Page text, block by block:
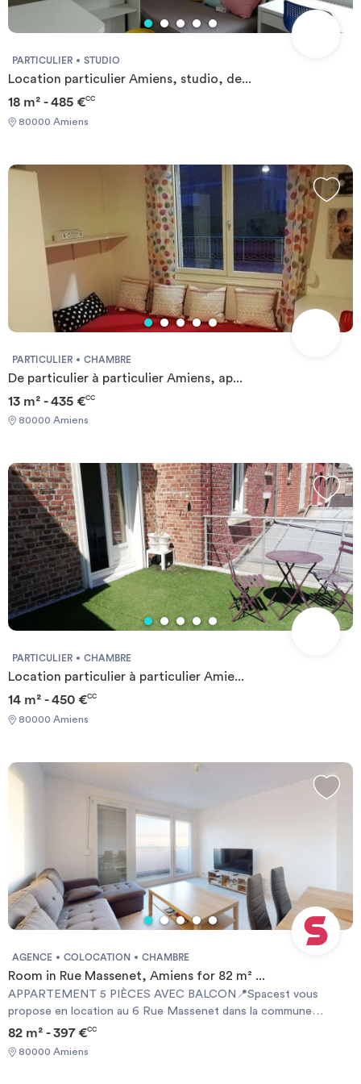
PARTICULIER STUDIO
Location particulier Amiens, studio, de...
18 m² - 485 €CC
80000 Amiens
PARTICULIER CHAMBRE
De particulier à particulier Amiens, ap...
13 m² - 435 €CC
80000 Amiens
PARTICULIER CHAMBRE
Location particulier à particulier Amie...
14 m² - 450 €CC
80000 Amiens
AGENCE COLOCATION CHAMBRE
Room in Rue Massenet, Amiens for 82 m² ...
APPARTEMENT 5 PIÈCES AVEC BALCON📍Spacest vous
propose en location au 6 Rue Massenet dans la commune
d'Amiens (80080) cette colocation de 4 chambres 82 m².💤LA
CHAMBRECette chambre est équipée d'un lit double, d'une
82 m² - 397 €CC
80000 Amiens